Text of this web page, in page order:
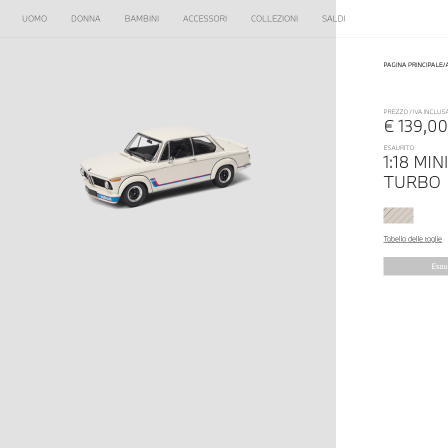
UOMO DONNA BAMBINI ACCESSORI COLLEZIONI SALDI
PAGINA PRINCIPALE
PREZZO / IVA
€ 139,00
ESAURITO
1:18
TURBO
Tabella delle taglie